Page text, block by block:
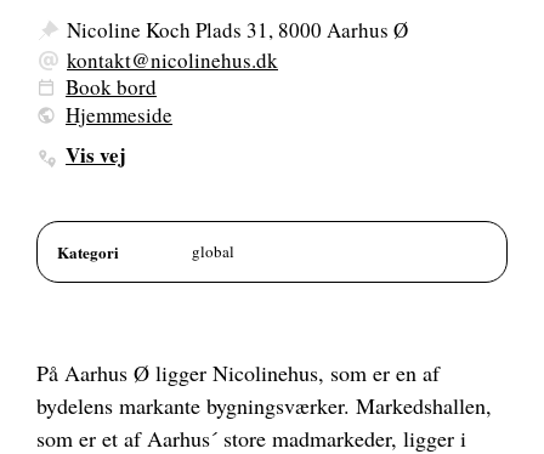
Nicoline Koch Plads 31, 8000 Aarhus Ø
kontakt@nicolinehus.dk
Book bord
Hjemmeside
Vis vej
Kategori global
På Aarhus Ø ligger Nicolinehus, som er en af
bydelens markante bygningsværker. Markedshallen,
som er et af Aarhus´ store madmarkeder, ligger i